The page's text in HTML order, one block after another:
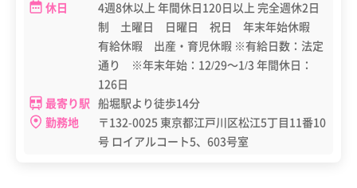
休日
4週8休以上 年間休日120日以上 完全週休2日
制 土曜日 日曜日 祝日 年末年始休暇
有給休暇 出産・育児休暇 ※有給日数：法定
通り ※年末年始：12/29～1/3 年間休日：
126日
最寄り駅 船堀駅より徒歩14分
勤務地
〒132-0025 東京都江戸川区松江5丁目11番10
号 ロイアルコート5、603号室